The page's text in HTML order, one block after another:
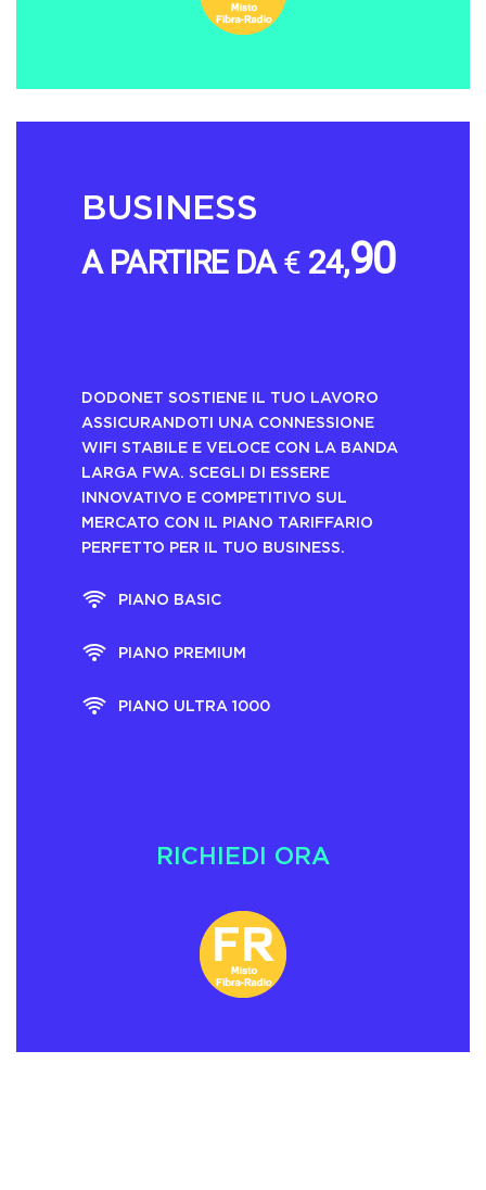
BUSINESS
A PARTIRE DA€ 24,90
DODONET SOSTIENE IL TUO LAVORO
ASSICURANDOTI UNA CONNESSIONE
WIFI STABILE E VELOCE CON LA BANDA
LARGA FWA. SCEGLI DI ESSERE
INNOVATIVO E COMPETITIVO SUL
MERCATO CON IL PIANO TARIFFARIO
PERFETTO PER IL TUO BUSINESS.
PIANO BASIC
PIANO PREMIUM
PIANO ULTRA 1000
RICHIEDI ORA